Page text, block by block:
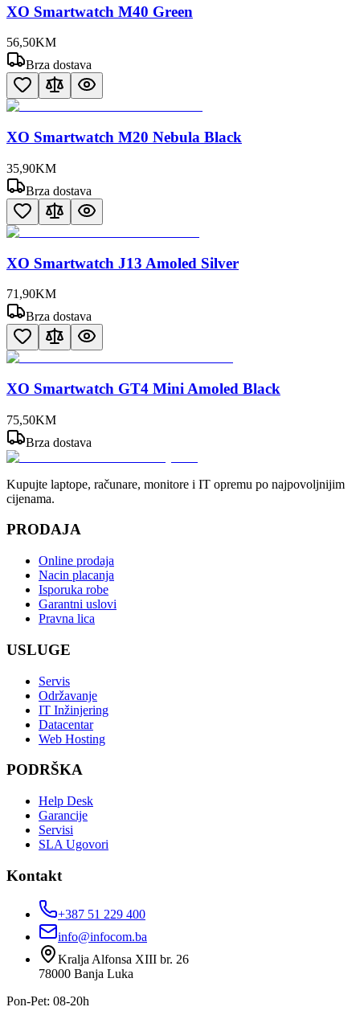
XO Smartwatch M40 Green
56,50KM
Brza dostava
XO Smartwatch M20 Nebula Black
35,90KM
Brza dostava
XO Smartwatch J13 Amoled Silver
71 ,90KM
Brza dostava
XO Smartwatch GT4 Mini Amoled Black
75,50KM
Brza dostava
Kupujte laptope, računare, monitore i IT opremu po najpovoljnijim
cijenama.
PRODAJA
Online prodaja
Nacin placanja
Isporuka robe
Garantni uslovi
Pravna lica
USLUGE
Servis
Održavanje
IT Inžinjering
Datacentar
Web Hosting
PODRŠKA
Help Desk
Garancije
Servisi
SLA Ugovori
Kontakt
+387 51 229 400
info@infocom.ba
Kralja Alfonsa XIII br. 26
78000 Banja Luka
Pon-Pet: 08-20h